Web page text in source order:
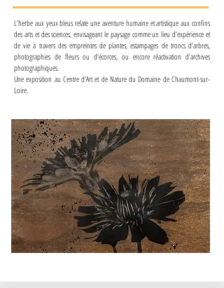
L’herbe aux yeux bleus relate une aventure humaine et artistique aux confins
des arts et des sciences, envisageant le paysage comme un lieu d’expérience et
de vie à travers des empreintes de plantes, estampages de troncs d’arbres,
photographies de fleurs ou d’écorces, ou encore réactivation d’archives
photographiques.​
​Une exposition au Centre d'Art et de Nature du Domaine de Chaumont-sur-
Loire.